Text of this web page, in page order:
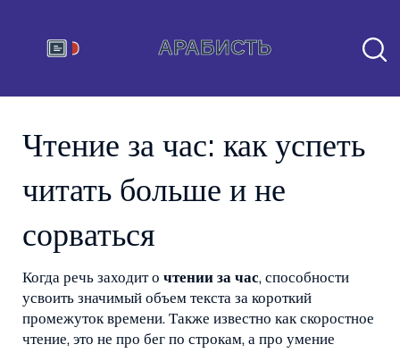
Чтение за час: как успеть
читать больше и не
сорваться
Когда речь заходит о чтении за час, способности
усвоить значимый объем текста за короткий
промежуток времени. Также известно как скоростное
чтение, это не про бег по строкам, а про умение